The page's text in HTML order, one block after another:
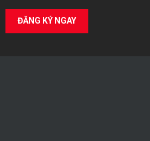
ĐĂNG KÝ NGAY